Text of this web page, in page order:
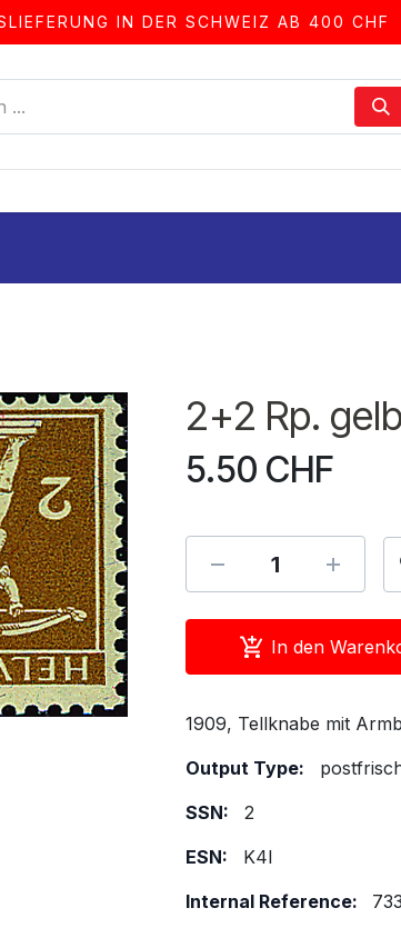
IN DER SCHWEIZ AB 400 CHF
2+2 Rp.
5.50 CHF
In den
1909, Tellknabe mit
Output Type:
SSN:
2
ESN:
K4I
Internal Reference: